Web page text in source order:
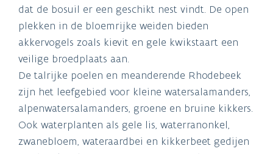
dat de bosuil er een geschikt nest vindt. De open
plekken in de bloemrijke weiden bieden
akkervogels zoals kievit en gele kwikstaart een
veilige broedplaats aan.
De talrijke poelen en meanderende Rhodebeek
zijn het leefgebied voor kleine watersalamanders,
alpenwatersalamanders, groene en bruine kikkers.
Ook waterplanten als gele lis, waterranonkel,
zwanebloem, wateraardbei en kikkerbeet gedijen